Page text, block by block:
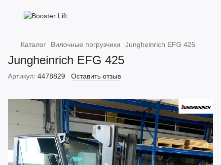
Каталог Вилочные погрузчики Jungheinrich EFG 425
Jungheinrich EFG 425
Артикул: 4478829 Оставить отзыв